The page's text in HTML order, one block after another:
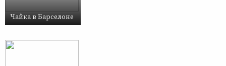
Чайка в Барселоне